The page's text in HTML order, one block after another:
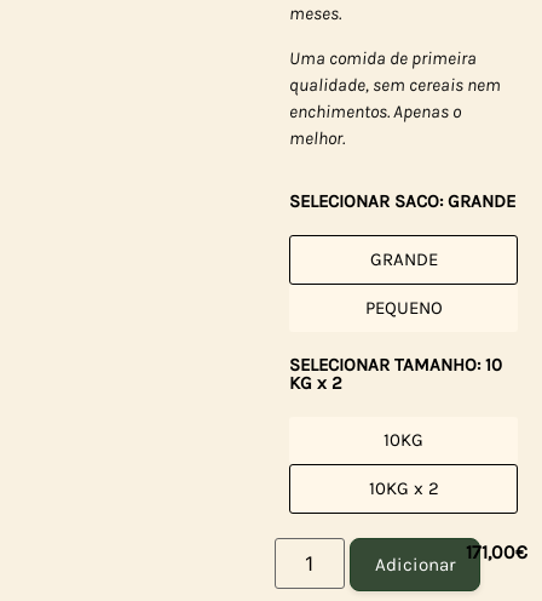
meses.
Uma comida de primeira
qualidade, sem cereais nem
enchimentos. Apenas o
melhor.
SELECIONAR SACO: GRANDE
GRANDE
PEQUENO
SELECIONAR TAMANHO: 10
KG x 2
10KG
10KG x 2
Adicionar
171,00€